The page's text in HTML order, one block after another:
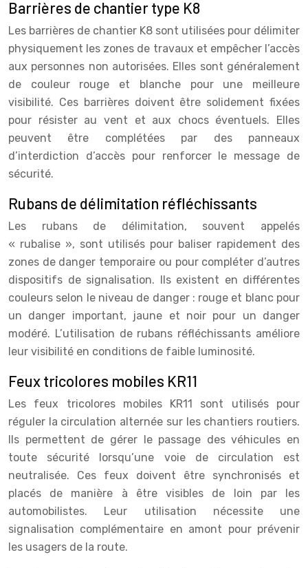
Barrières de chantier type K8
Les barrières de chantier K8 sont utilisées pour délimiter
physiquement les zones de travaux et empêcher l’accès
aux personnes non autorisées. Elles sont généralement
de couleur rouge et blanche pour une meilleure
visibilité. Ces barrières doivent être solidement fixées
pour résister au vent et aux chocs éventuels. Elles
peuvent être complétées par des panneaux
d’interdiction d’accès pour renforcer le message de
sécurité.
Rubans de délimitation réfléchissants
Les rubans de délimitation, souvent appelés
« rubalise », sont utilisés pour baliser rapidement des
zones de danger temporaire ou pour compléter d’autres
dispositifs de signalisation. Ils existent en différentes
couleurs selon le niveau de danger : rouge et blanc pour
un danger important, jaune et noir pour un danger
modéré. L’utilisation de rubans réfléchissants améliore
leur visibilité en conditions de faible luminosité.
Feux tricolores mobiles KR11
Les feux tricolores mobiles KR11 sont utilisés pour
réguler la circulation alternée sur les chantiers routiers.
Ils permettent de gérer le passage des véhicules en
toute sécurité lorsqu’une voie de circulation est
neutralisée. Ces feux doivent être synchronisés et
placés de manière à être visibles de loin par les
automobilistes. Leur utilisation nécessite une
signalisation complémentaire en amont pour prévenir
les usagers de la route.